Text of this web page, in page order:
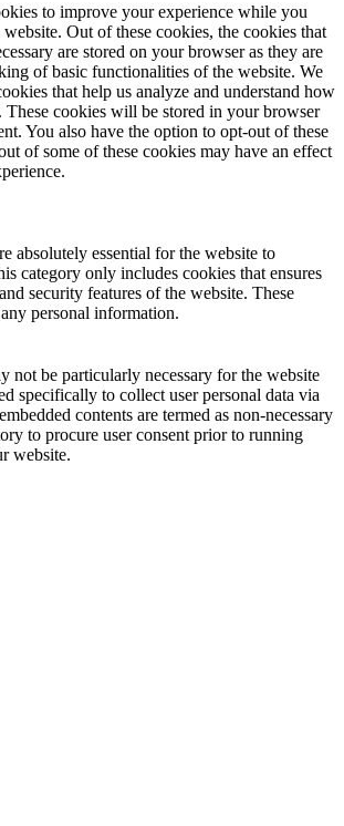
to improve your experience while you
Out of these cookies, the cookies that
are stored on your browser as they are
of basic functionalities of the website. We
that help us analyze and understand how
These cookies will be stored in your browser
You also have the option to opt-out of these
of some of these cookies may have an effect
absolutely essential for the website to
category only includes cookies that ensures
security features of the website. These
personal information.
not be particularly necessary for the website
specifically to collect user personal data via
contents are termed as non-necessary
to procure user consent prior to running
website.